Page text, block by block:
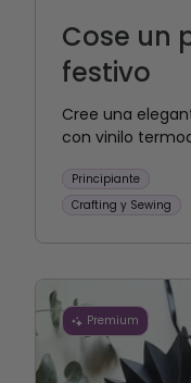
Cose un
festivo
Cree una
con vinilo
Principiante
Crafting y Sewing
Premium